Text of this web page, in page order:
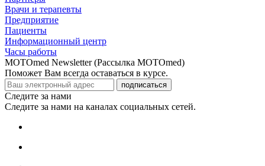
Врачи и терапевты
Предприятие
Пациенты
Информационный центр
Часы работы
MOTOmed Newsletter (Рассылка MOTOmed)
Поможет Вам всегда оставаться в курсе.
подписаться
Следите за нами
Следите за нами на каналах социальных сетей.